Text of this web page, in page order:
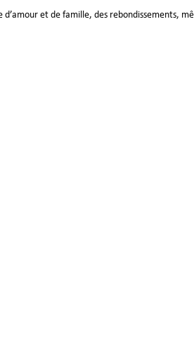
et de famille, des rebondissements,